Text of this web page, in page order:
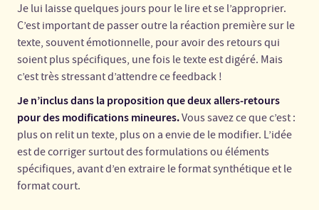
Je lui laisse quelques jours pour le lire et se l’approprier.
C’est important de passer outre la réaction première sur le
texte, souvent émotionnelle, pour avoir des retours qui
soient plus spécifiques, une fois le texte est digéré. Mais
c’est très stressant d’attendre ce feedback !
Je n’inclus dans la proposition que deux allers-retours
pour des modifications mineures.Vous savez ce que c’est :
plus on relit un texte, plus on a envie de le modifier. L’idée
est de corriger surtout des formulations ou éléments
spécifiques, avant d’en extraire le format synthétique et le
format court.